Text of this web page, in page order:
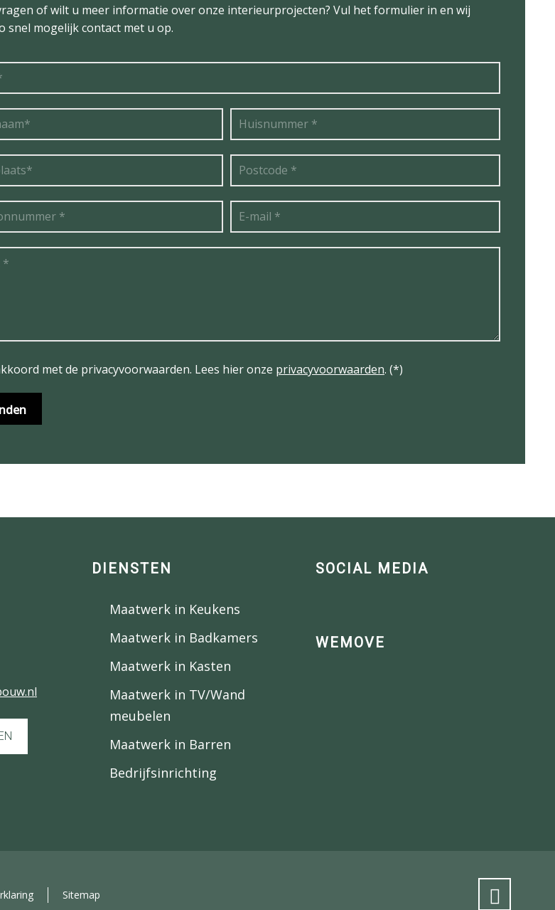
of wilt u meer informatie over onze interieurprojecten? Vul het formulier in en wij
snel mogelijk contact met u op.
met de privacyvoorwaarden. Lees hier onze privacyvoorwaarden. (*)
DIENSTEN
Maatwerk in Keukens
Maatwerk in Badkamers
Maatwerk in Kasten
Maatwerk in TV/Wand
meubelen
Maatwerk in Barren
Bedrijfsinrichting
SOCIAL MEDIA
WEMOVE
Sitemap